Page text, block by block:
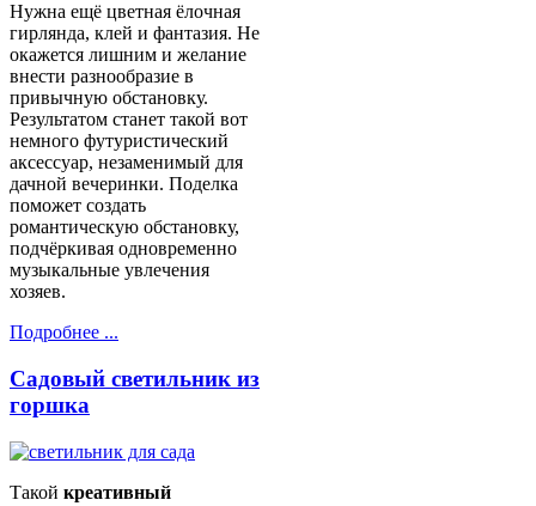
Нужна ещё цветная ёлочная
гирлянда, клей и фантазия. Не
окажется лишним и желание
внести разнообразие в
привычную обстановку.
Результатом станет такой вот
немного футуристический
аксессуар, незаменимый для
дачной вечеринки. Поделка
поможет создать
романтическую обстановку,
подчёркивая одновременно
музыкальные увлечения
хозяев.
Подробнее ...
Садовый светильник из
горшка
Такой креативный